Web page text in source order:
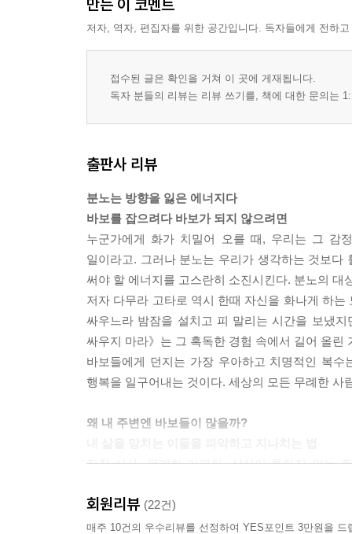
만든 이 코멘트
저자, 역자, 편집자를 위한 공간입니다. 독자들에게 전하
접수된 글은 확인을 거쳐 이 곳에 게재됩니다.
독자 분들의 리뷰는 리뷰 쓰기를, 책에 대한 문의는
출판사 리뷰
분노는 방향을 잃은 에너지다
바보를 잡으려다 바보가 되지 않으려면
누군가에게 화가 치밀어 오를 때, 우리는 그 감
일이라고. 그러나 분노는 우리가 생각하는 것보
써야 할 에너지를 고스란히 소진시킨다. 분노의
저자 다무라 고타로 역시 한때 자신을 화나게 하
싸우느라 밤잠을 설치고 피 말리는 시간을 보냈
싸우지 마라》는 그 혹독한 경험 속에서 길어 올린
바보들에게 던지는 가장 우아하고 치명적인 복
행복을 일구어내는 것이다. 세상의 모든 무례한
왜 내 주변엔 바보들이 많을까?
직장 상사, 무례한 거래처, 상식이 통하지 않는
저자는 우리 주변에서 사사건건 발목을 잡는 이
정체와 생리를 낱낱이 파헤친다. 이 책은 이런 바
회원리뷰 (22건)
매주 10건의 우수리뷰를 선정하여 YES포인트 3만원을 드